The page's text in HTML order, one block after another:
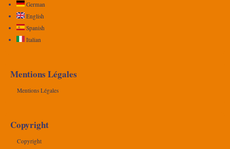
German
English
Spanish
Italian
Mentions Légales
Mentions Légales
Copyright
Copyright